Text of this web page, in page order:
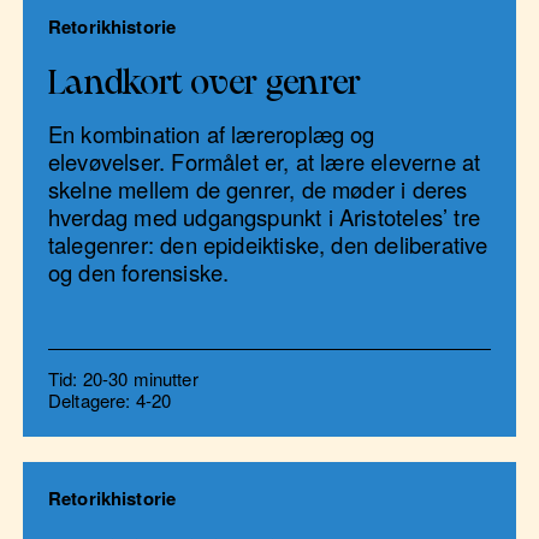
Retorikhistorie
Landkort over genrer
En kombination af læreroplæg og
elevøvelser. Formålet er, at lære eleverne at
skelne mellem de genrer, de møder i deres
hverdag med udgangspunkt i Aristoteles’ tre
talegenrer: den epideiktiske, den deliberative
og den forensiske.
Tid: 20-30 minutter
Deltagere: 4-20
Retorikhistorie